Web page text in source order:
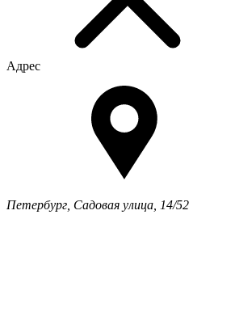
Адрес
Петербург, Садовая улица, 14/52